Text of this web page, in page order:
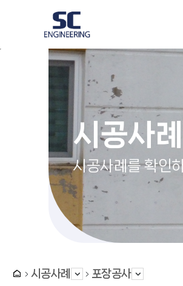
시공사례
시공사례를 확인
시공사례 포장공사